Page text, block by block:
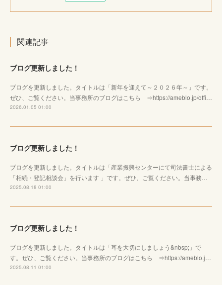
関連記事
ブログ更新しました！
ブログを更新しました。タイトルは「新年を迎えて～２０２６年～」です。
ぜひ、ご覧ください。当事務所のブログはこちら ⇒https://ameblo.jp/offi…
2026.01.05 01:00
ブログ更新しました！
ブログを更新しました。タイトルは「産業振興センターにて司法書士による
「相続・登記相談会」を行います 」です。ぜひ、ご覧ください。当事務…
2025.08.18 01:00
ブログ更新しました！
ブログを更新しました。タイトルは「耳を大切にしましょう&nbsp;」で
す。ぜひ、ご覧ください。当事務所のブログはこちら ⇒https://ameblo.j…
2025.08.11 01:00